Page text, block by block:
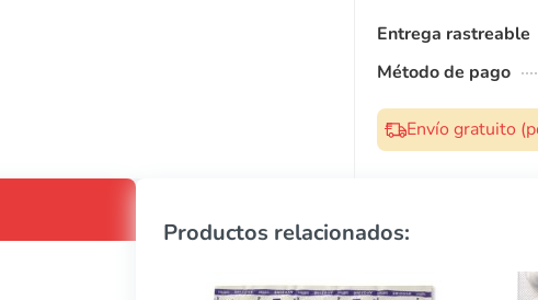
Entrega rastreable
Método de pago
Envío gratuito
Productos relacionados: